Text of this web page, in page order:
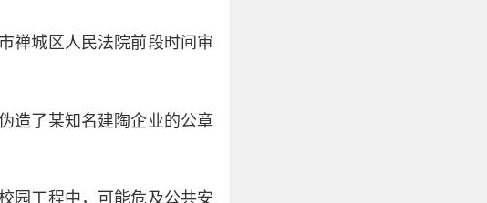
禅城区人民法院前段时间审
造了某知名建陶企业的公章
园工程中，可能危及公共安